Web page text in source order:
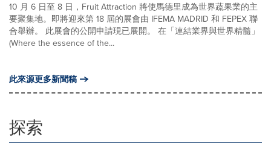
10 月 6 日至 8 日，Fruit Attraction 將使馬德里成為世界蔬果業的主
要聚集地。即將迎來第 18 屆的展會由 IFEMA MADRID 和 FEPEX 聯
合舉辦。 此展會的公開申請現已展開。 在「連結業界與世界精髓」
(Where the essence of the...
此來源更多新聞稿
探索